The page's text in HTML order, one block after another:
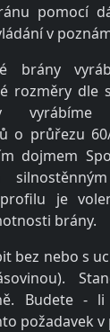
pomocí
v
brány
rozměry dle
o průřezu
dojmem
je
brány.
bez nebo s
Budete -
požadavek v